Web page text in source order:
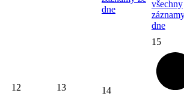
dne
všechny
dne
12 13 14
15